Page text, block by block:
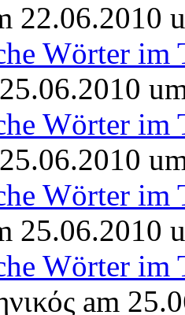
22.06.2010
Wörter im
Wörter im
Wörter im
25.06.2010
Wörter im
am